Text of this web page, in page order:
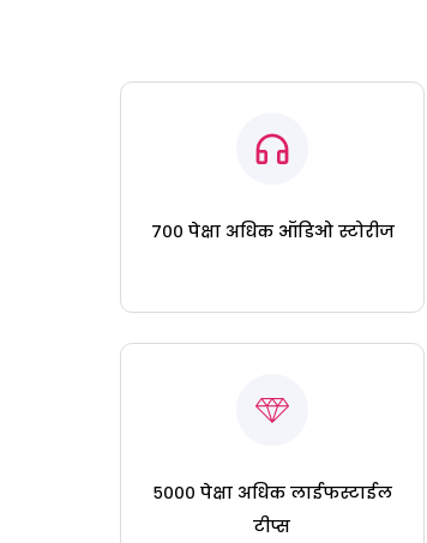
७०० पेक्षा अधिक ऑडिओ स्टोरीज
५००० पेक्षा अधिक लाईफस्टाईल
टीप्स